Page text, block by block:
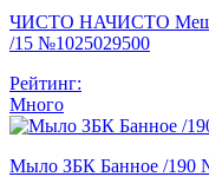
ЧИСТО НАЧИСТО Мешки
/15 №1025029500
Рейтинг:
Много
Мыло ЗБК Банное /190